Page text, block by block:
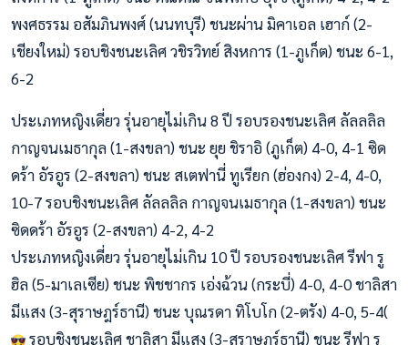
พงศธรรม อสัมภินพงศ์ (นนทบุรี) ชนะผ่าน มิคาเอล เฮาก์ (2-
เชียงใหม่) รอบชิงชนะเลิศ วชิรวิทย์ สิงหการ (1-ภูเก็ต) ชนะ 6-1,
6-2
ประเภทหญิงเดี่ยว รุ่นอายุไม่เกิน 8 ปี รอบรองชนะเลิศ ลัลลลิล
กาญจนเมธากุล (1-สงขลา) ชนะ ยุย ชิราอิ (ภูเก็ต) 4-0, 4-1 ซิด
ดร้า อัรอูร (2-สงขลา) ชนะ สเตฟานี่ ทูเรียก (ฮ่องกง) 2-4, 4-0,
10-7 รอบชิงชนะเลิศ ลัลลลิล กาญจนเมธากุล (1-สงขลา) ชนะ
ซิดดร้า อัรอูร (2-สงขลา) 4-2, 4-2
ประเภทหญิงเดี่ยว รุ่นอายุไม่เกิน 10 ปี รอบรองชนะเลิศ รีฟา รู
ฮิล (5-มาเลเซีย) ชนะ พิชชากร เอ่งฉ้วน (กระบี่) 4-0, 4-0 ชาลิสา
มีแสง (3-สุราษฎร์ธานี) ชนะ บุณรดา ทิโบโก (2-ตรัง) 4-0, 5-4(
รอบชิงชนะเลิศ ชาลิสา มีแสง (3-สุราษฎร์ธานี) ชนะ รีฟา รู